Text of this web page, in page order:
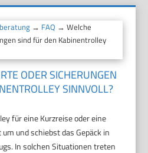
→ FAQ → Welche
sind für den Kabinentrolley
ODER SICHERUNGEN
SINNVOLL?
für eine Kurzreise oder eine
und schiebst das Gepäck in
In solchen Situationen treten